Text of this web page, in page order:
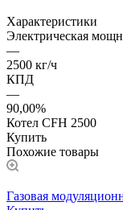
Характеристики
Электрическая
—
2500 кг/ч
КПД
—
90,00%
Котел CFH 2500
Купить
Похожие товары
Газовая